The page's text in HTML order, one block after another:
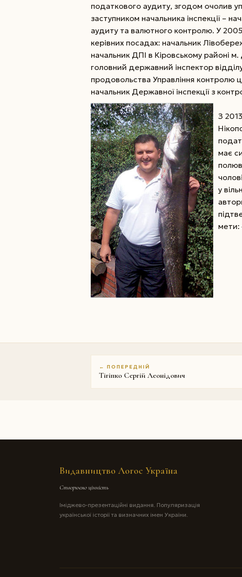
податкового аудиту, згодом очолив
заступником начальника інспекції –
аудиту та валютного контролю. У
керівних посадах: начальник
начальник ДПІ в Кіровському районі
головний державний інспектор
продовольства Управління контролю
начальник Державної інспекції з
З
має
у
мети:
← ПОПЕРЕДНІЙ
Тігіпко Сергій Леонідович
Видавництво Логос Україна
Створюємо цінність
Іміджево-презентаційні видання. Популяризація
української історії та визначних імен України.